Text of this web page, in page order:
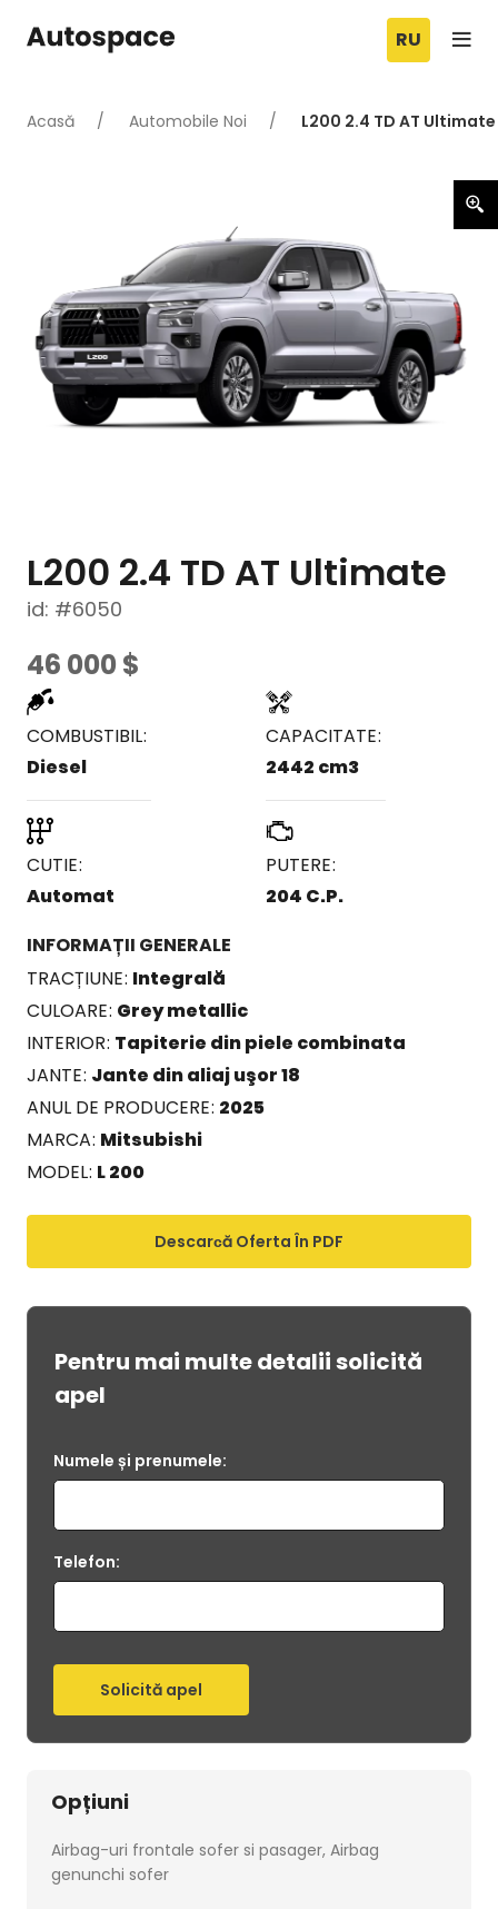
RU
Acasă Automobile Noi L200 2.4 TD AT Ultimate
L200 2.4 TD AT Ultimate
id: #6050
COMBUSTIBIL
Diesel
CAPACITATE
2442 cm3
CUTIE
Automat
PUTERE
204 C.P.
46 000 $
INFORMAȚII GENERALE
TRACȚIUNE Integrală
CULOARE Grey metallic
INTERIOR Tapiterie din piele combinata
JANTE Jante din aliaj uşor 18
ANUL DE PRODUCERE 2025
MARCA Mitsubishi
MODEL L 200
Descarсă Oferta În PDF
Pentru mai multe detalii solicită
apel
Numele și prenumele:
Telefon:
Opțiuni
Airbag-uri frontale sofer si pasager, Airbag
genunchi sofer